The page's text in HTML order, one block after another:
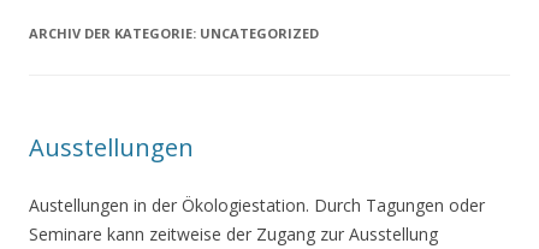
ARCHIV DER KATEGORIE: UNCATEGORIZED
Ausstellungen
Austellungen in der Ökologiestation. Durch Tagungen oder
Seminare kann zeitweise der Zugang zur Ausstellung